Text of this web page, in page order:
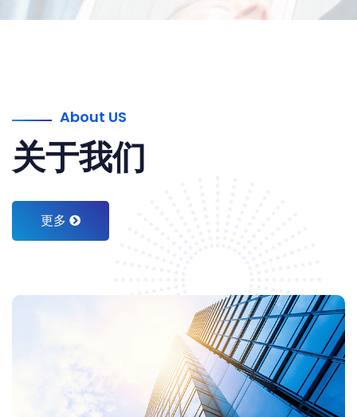
About US
关于我们
更多